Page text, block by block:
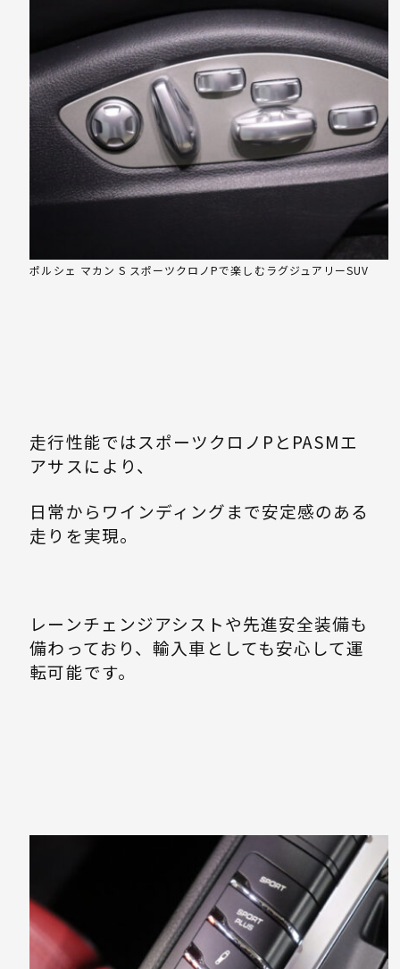
ポルシェ マカン S スポーツクロノPで楽しむラグジュアリーSUV
走行性能ではスポーツクロノPとPASMエ
アサスにより、
日常からワインディングまで安定感のある
走りを実現。
レーンチェンジアシストや先進安全装備も
備わっており、輸入車としても安心して運
転可能です。